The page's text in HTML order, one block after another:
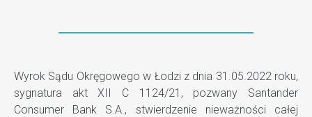
Wyrok Sądu Okręgowego w Łodzi z dnia 31.05.2022 roku,
sygnatura akt XII C 1124/21, pozwany Santander
Consumer Bank S.A., stwierdzenie nieważności całej